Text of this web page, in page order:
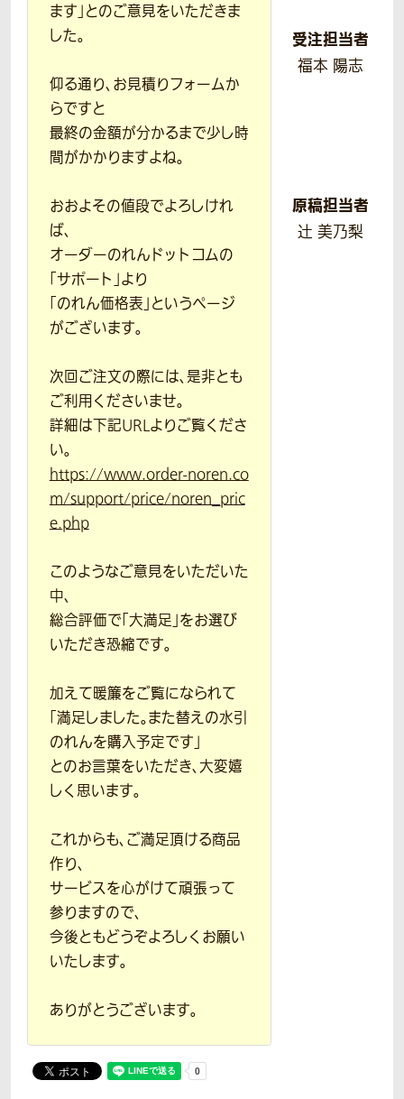
ます」とのご意見をいただきま
した。
仰る通り、お見積りフォームか
らですと
最終の金額が分かるまで少し時
間がかかりますよね。
おおよその値段でよろしけれ
ば、
オーダーのれんドットコムの
「サポート」より
「のれん価格表」というページ
がございます。
次回ご注文の際には、是非とも
ご利用くださいませ。
詳細は下記URLよりご覧くださ
い。
https://www.order-noren.co
m/support/price/noren_pric
e.php
このようなご意見をいただいた
中、
総合評価で「大満足」をお選び
いただき恐縮です。
加えて暖簾をご覧になられて
「満足しました。また替えの水引
のれんを購入予定です」
とのお言葉をいただき、大変嬉
しく思います。
これからも、ご満足頂ける商品
作り、
サービスを心がけて頑張って
参りますので、
今後ともどうぞよろしくお願い
いたします。
ありがとうございます。
受注担当者
福本 陽志
原稿担当者
辻 美乃梨